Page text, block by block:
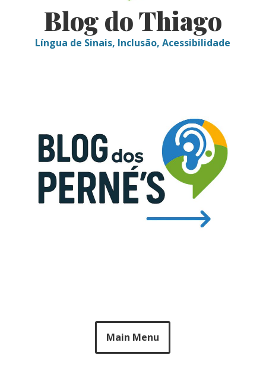
Blog do Thiago
Língua de Sinais, Inclusão, Acessibilidade
Main Menu